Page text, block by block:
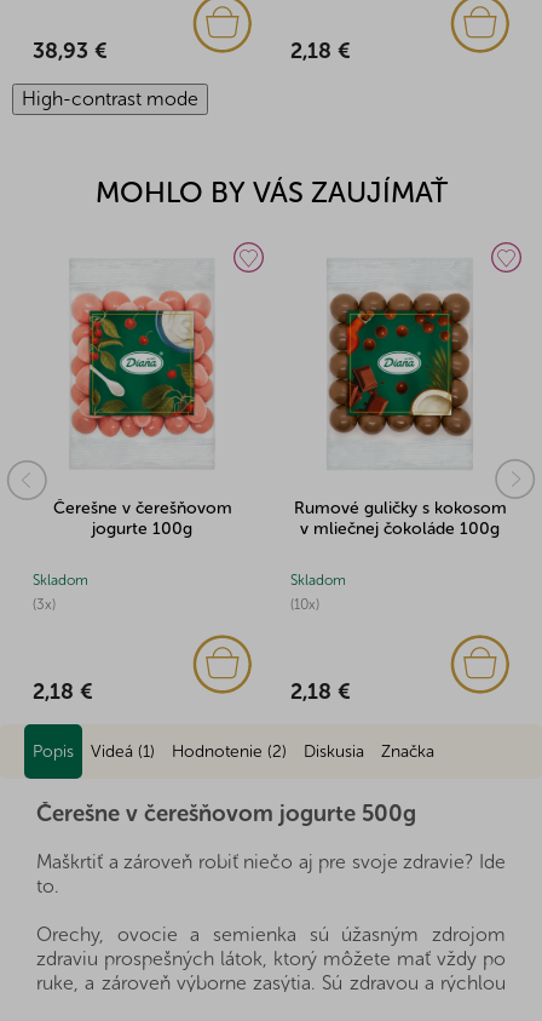
38,93 € 2,18 €
High-contrast mode
MOHLO BY VÁS ZAUJÍMAŤ
Čerešne v čerešňovom
jogurte 100g
(3x)
Skladom
2,18 €
Rumové guličky s kokosom
v mliečnej čokoláde 100g
(10x)
Skladom
2,18 €
Popis Videá (1) Hodnotenie (2) Diskusia Značka
Čerešne v čerešňovom jogurte 500g
Maškrtiť a zároveň robiť niečo aj pre svoje zdravie? Ide
to.
Orechy, ovocie a semienka sú úžasným zdrojom
zdraviu prospešných látok, ktorý môžete mať vždy po
ruke, a zároveň výborne zasýtia. Sú zdravou a rýchlou